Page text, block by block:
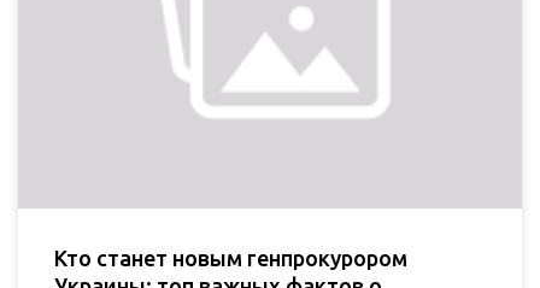
Кто станет новым генпрокурором